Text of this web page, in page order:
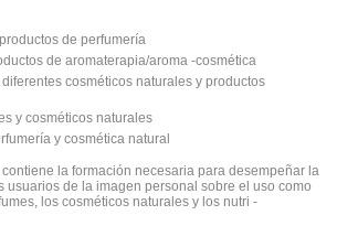
de perfumería
de aromaterapia/aroma -cosmética
cosméticos naturales y productos
y cosméticos naturales
y cosmética natural
la formación necesaria para desempeñar la
usuarios de la imagen personal sobre el uso como
los cosméticos naturales y los nutri -